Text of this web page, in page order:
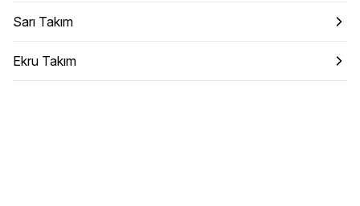
Sarı Takım
Ekru Takım